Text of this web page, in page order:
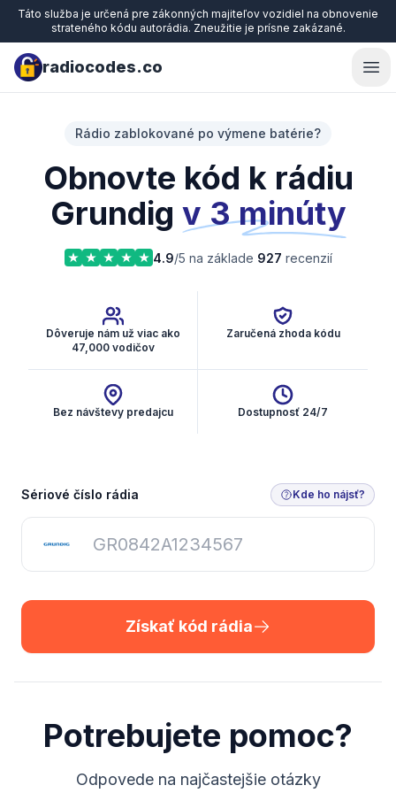
Táto služba je určená pre zákonných majiteľov vozidiel na obnovenie
strateného kódu autorádia. Zneužitie je prísne zakázané.
radiocodes.co
Rádio zablokované po výmene batérie?
Obnovte kód k rádiu
Grundig v 3 minúty
4.9/5 na základe 927 recenzií
Dôveruje nám už viac ako
47,000 vodičov
Zaručená zhoda kódu
Bez návštevy predajcu Dostupnosť 24/7
Získať kód rádia
Sériové číslo rádia Kde ho nájsť?
Získať kód rádia
Potrebujete pomoc?
Odpovede na najčastejšie otázky